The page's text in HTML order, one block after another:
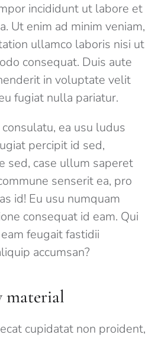
incididunt ut labore et
Ut enim ad minim veniam,
ullamco laboris nisi ut
consequat. Duis aute
in voluptate velit
fugiat nulla pariatur.
ea usu ludus
percipit id sed,
sed, case ullum saperet
senserit ea, pro
id! Eu usu numquam
consequat id eam. Qui
feugait fastidii
accumsan?
material
cupidatat non proident,